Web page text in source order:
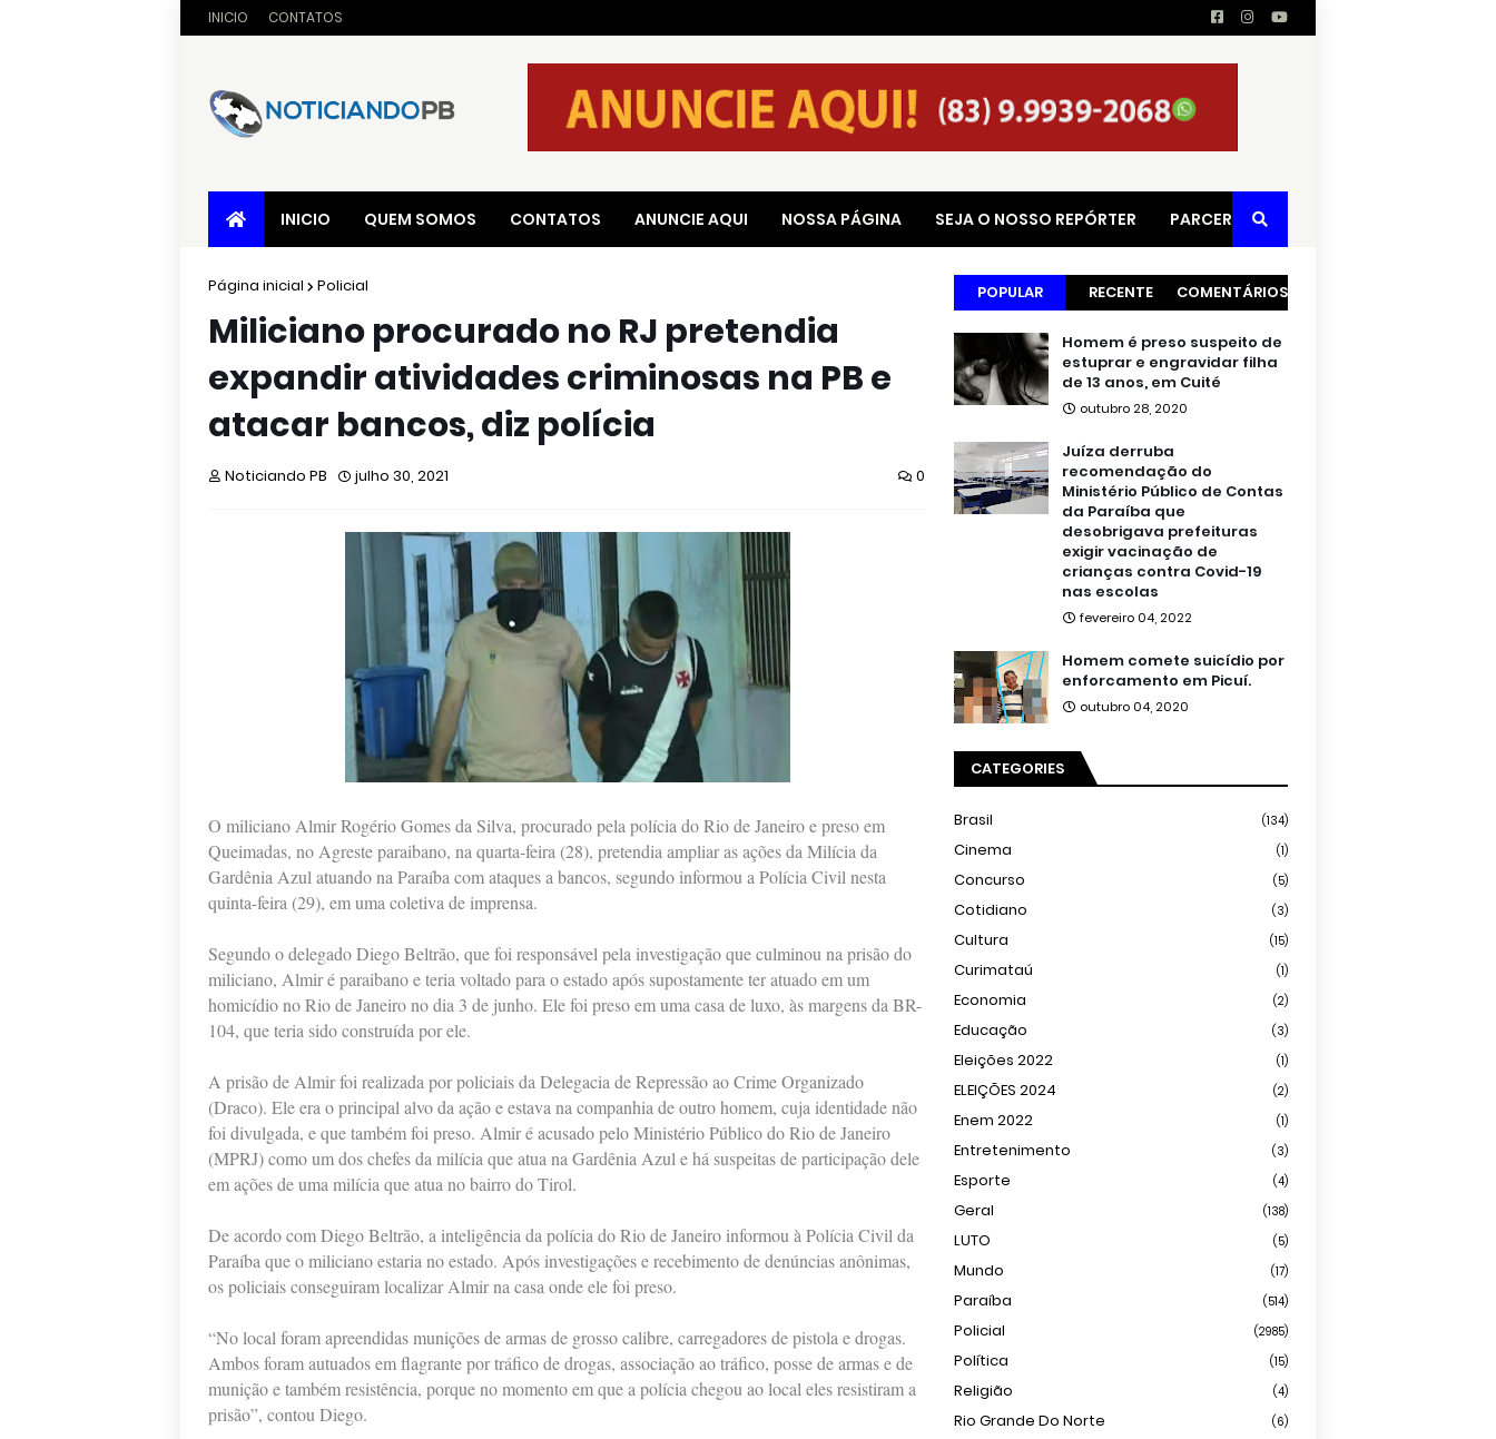
INICIO CONTATOS
INICIO QUEM SOMOS CONTATOS ANUNCIE AQUI NOSSA PÁGINA SEJA O NOSSO REPÓRTER PARCERIAS
Página inicial Policial
Miliciano procurado no RJ pretendia
expandir atividades criminosas na PB e
atacar bancos, diz polícia
Noticiando PB julho 30, 2021 0
O miliciano Almir Rogério Gomes da Silva, procurado pela polícia do Rio de Janeiro e preso em
Queimadas, no Agreste paraibano, na quarta-feira (28), pretendia ampliar as ações da Milícia da
Gardênia Azul atuando na Paraíba com ataques a bancos, segundo informou a Polícia Civil nesta
quinta-feira (29), em uma coletiva de imprensa.
Segundo o delegado Diego Beltrão, que foi responsável pela investigação que culminou na prisão do
miliciano, Almir é paraibano e teria voltado para o estado após supostamente ter atuado em um
homicídio no Rio de Janeiro no dia 3 de junho. Ele foi preso em uma casa de luxo, às margens da BR-
104, que teria sido construída por ele.
A prisão de Almir foi realizada por policiais da Delegacia de Repressão ao Crime Organizado
(Draco). Ele era o principal alvo da ação e estava na companhia de outro homem, cuja identidade não
foi divulgada, e que também foi preso. Almir é acusado pelo Ministério Público do Rio de Janeiro
(MPRJ) como um dos chefes da milícia que atua na Gardênia Azul e há suspeitas de participação dele
em ações de uma milícia que atua no bairro do Tirol.
De acordo com Diego Beltrão, a inteligência da polícia do Rio de Janeiro informou à Polícia Civil da
Paraíba que o miliciano estaria no estado. Após investigações e recebimento de denúncias anônimas,
os policiais conseguiram localizar Almir na casa onde ele foi preso.
“No local foram apreendidas munições de armas de grosso calibre, carregadores de pistola e drogas.
Ambos foram autuados em flagrante por tráfico de drogas, associação ao tráfico, posse de armas e de
munição e também resistência, porque no momento em que a polícia chegou ao local eles resistiram a
prisão”, contou Diego.
POPULAR RECENTE COMENTÁRIOS
Homem é preso suspeito de
estuprar e engravidar filha
de 13 anos, em Cuité
outubro 28, 2020
Juíza derruba
recomendação do
Ministério Público de Contas
da Paraíba que
desobrigava prefeituras
exigir vacinação de
crianças contra Covid-19
nas escolas
fevereiro 04, 2022
Homem comete suicídio por
enforcamento em Picuí.
outubro 04, 2020
CATEGORIES
Brasil (134)
Cinema (1)
Concurso (5)
Cotidiano (3)
Cultura (15)
Curimataú (1)
Economia (2)
Educação (3)
Eleições 2022 (1)
ELEIÇÕES 2024 (2)
Enem 2022 (1)
Entretenimento (3)
Esporte (4)
Geral (138)
LUTO (5)
Mundo (17)
Paraíba (514)
Policial (2985)
Política (15)
Religião (4)
Rio Grande Do Norte (6)